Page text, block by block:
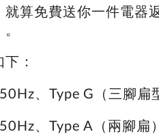
就算免費送你一件電器
：
、Type G（三腳扁
、Type A（兩腳扁